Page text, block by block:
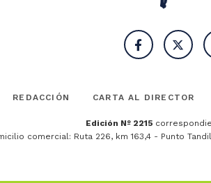
REDACCIÓN CARTA AL DIRECTOR
Edición Nº 2215
comercial: Ruta 226, km 163,4 - Punto